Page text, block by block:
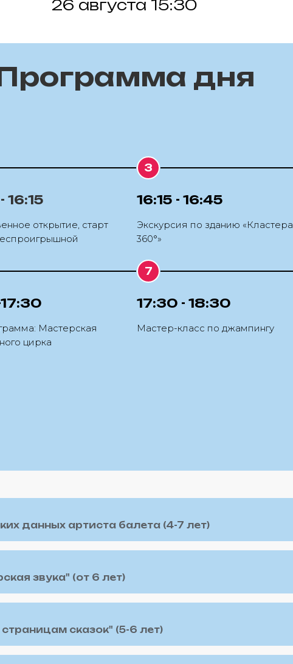
26 августа 15:30
дня
16:15
открытие, старт
16:15 - 16:45
Экскурсия по зданию «Кластера
360°»
Мастерская
цирка
17:30 - 18:30
Мастер-класс по джампингу
данных артиста балета (4-7 лет)
звука" (от 6 лет)
сказок" (5-6 лет)